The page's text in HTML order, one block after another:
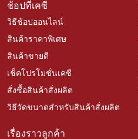
ช้อปที่เคซี
วิธีช้อปออนไลน์
สินค้าราคาพิเศษ
สินค้าขายดี
เช็คโปรโมชั่นเคซี
สั่งซื้อสินค้าสั่งผลิต
วิธีวัดขนาดสำหรับสินค้าสั่งผลิต
เรื่องราวลูกค้า